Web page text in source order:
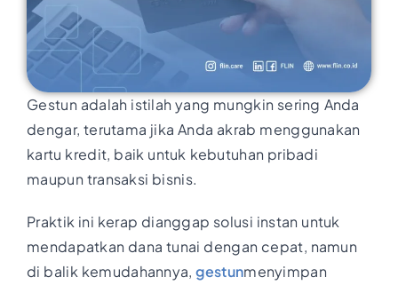
Gestun adalah istilah yang mungkin sering Anda
dengar, terutama jika Anda akrab menggunakan
kartu kredit, baik untuk kebutuhan pribadi
maupun transaksi bisnis.
Praktik ini kerap dianggap solusi instan untuk
mendapatkan dana tunai dengan cepat, namun
di balik kemudahannya,gestunmenyimpan